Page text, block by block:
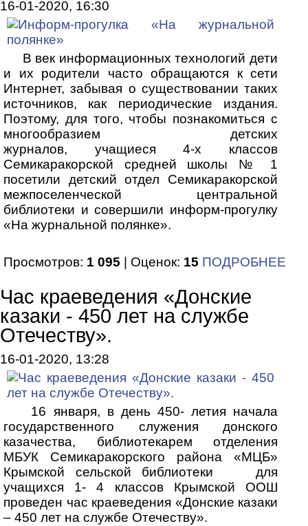
16-01-2020, 16:30
В век информационных технологий дети
и их родители часто обращаются к сети
Интернет, забывая о существовании таких
источников, как периодические издания.
Поэтому, для того, чтобы познакомиться с
многообразием детских
журналов, учащиеся 4-х классов
Семикаракорской средней школы № 1
посетили детский отдел Семикаракорской
межпоселенческой центральной
библиотеки и совершили информ-прогулку
«На журнальной полянке».
Просмотров: 1 095 | Оценок: 15 ПОДРОБНЕЕ
Час краеведения «Донские
казаки - 450 лет на службе
Отечеству».
16-01-2020, 13:28
16 января, в день 450- летия начала
государственного служения донского
казачества, библиотекарем отделения
МБУК Семикаракорского района «МЦБ»
Крымской сельской библиотеки для
учащихся 1- 4 классов Крымской ООШ
проведен час краеведения «Донские казаки
– 450 лет на службе Отечеству».